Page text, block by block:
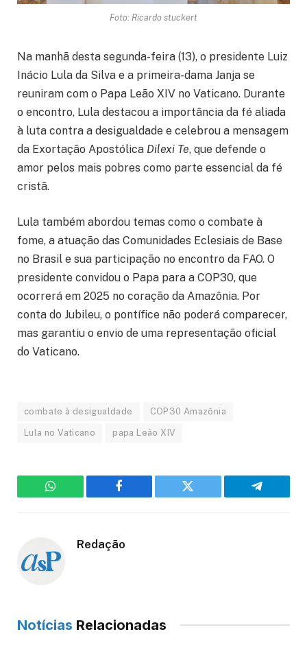
Foto: Ricardo stuckert
Na manhã desta segunda-feira (13), o presidente Luiz
Inácio Lula da Silva e a primeira-dama Janja se
reuniram com o Papa Leão XIV no Vaticano. Durante
o encontro, Lula destacou a importância da fé aliada
à luta contra a desigualdade e celebrou a mensagem
da Exortação Apostólica Dilexi Te, que defende o
amor pelos mais pobres como parte essencial da fé
cristã.
Lula também abordou temas como o combate à
fome, a atuação das Comunidades Eclesiais de Base
no Brasil e sua participação no encontro da FAO. O
presidente convidou o Papa para a COP30, que
ocorrerá em 2025 no coração da Amazônia. Por
conta do Jubileu, o pontífice não poderá comparecer,
mas garantiu o envio de uma representação oficial
do Vaticano.
combate à desigualdade COP30 Amazônia
Lula no Vaticano papa Leão XIV
WhatsApp Facebook Twitter Telegram
Redação
Notícias Relacionadas